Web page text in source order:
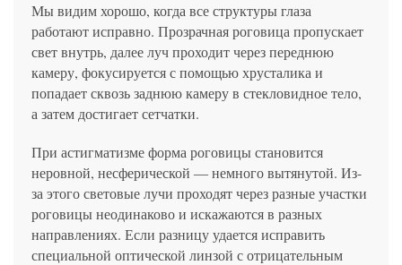
Мы видим хорошо, когда все структуры глаза
работают исправно. Прозрачная роговица пропускает
свет внутрь, далее луч проходит через переднюю
камеру, фокусируется с помощью хрусталика и
попадает сквозь заднюю камеру в стекловидное тело,
а затем достигает сетчатки.
При астигматизме форма роговицы становится
неровной, несферической ― немного вытянутой. Из-
за этого световые лучи проходят через разные участки
роговицы неодинаково и искажаются в разных
направлениях. Если разницу удается исправить
специальной оптической линзой с отрицательным